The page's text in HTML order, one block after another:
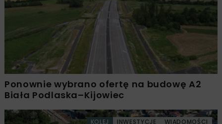
Ponownie wybrano ofertę na budowę A2
Biała Podlaska–Kijowiec
KOLEJ INWESTYCJE WIADOMOŚCI